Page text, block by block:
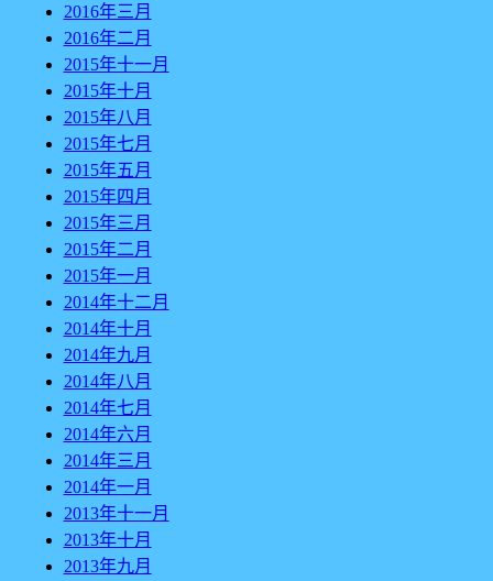
2016年三月
2016年二月
2015年十一月
2015年十月
2015年八月
2015年七月
2015年五月
2015年四月
2015年三月
2015年二月
2015年一月
2014年十二月
2014年十月
2014年九月
2014年八月
2014年七月
2014年六月
2014年三月
2014年一月
2013年十一月
2013年十月
2013年九月